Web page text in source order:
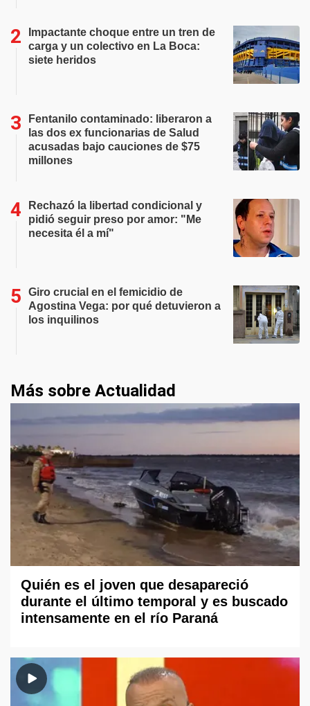
Impactante choque entre un tren de
carga y un colectivo en La Boca:
siete heridos
Fentanilo contaminado: liberaron a
las dos ex funcionarias de Salud
acusadas bajo cauciones de $75
millones
Rechazó la libertad condicional y
pidió seguir preso por amor: "Me
necesita él a mí"
Giro crucial en el femicidio de
Agostina Vega: por qué detuvieron a
los inquilinos
Más sobre Actualidad
Quién es el joven que desapareció
durante el último temporal y es buscado
intensamente en el río Paraná